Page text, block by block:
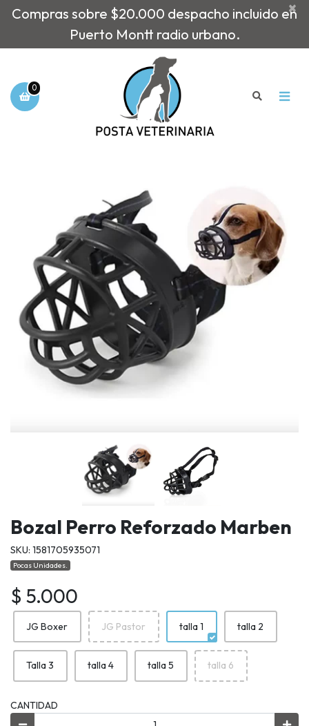
Compras sobre $20.000 despacho incluido en
Puerto Montt radio urbano.
×
0
Bozal Perro Reforzado Marben
SKU: 1581705935071
Pocas Unidades.
$ 5.000
JG Boxer JG Pastor talla 1 talla 2
Talla 3 talla 4 talla 5 talla 6
CANTIDAD